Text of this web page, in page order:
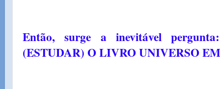
Então, surge a inevitável
(ESTUDAR) O LIVRO UNIVERSO